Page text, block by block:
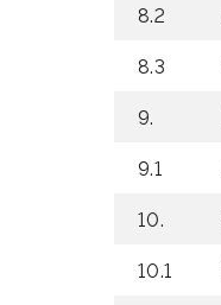
8.2
8.3
9.
9.1
10.
10.1